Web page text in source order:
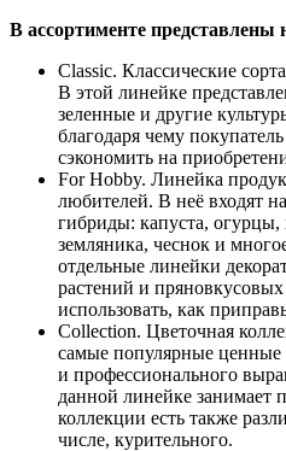
В ассортименте представлены
Classic. Классические
В этой линейке
зеленные и другие
благодаря чему
сэкономить на
For Hobby. Линейка
любителей. В неё входят
гибриды: капуста,
земляника, чеснок и
отдельные линейки
растений и
использовать, как
Collection. Цветочная
самые популярные ценные
и профессионального
данной линейке занимает
коллекции есть также
числе, курительного.